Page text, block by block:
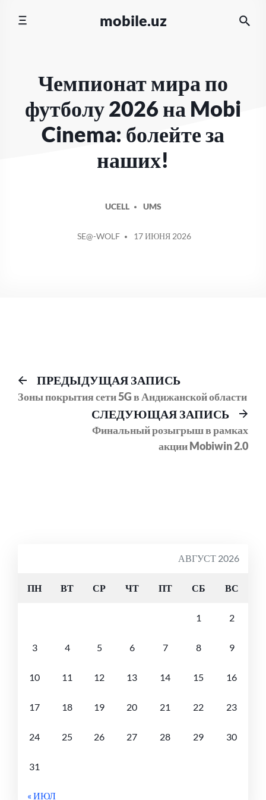
mobile.uz
Чемпионат мира по
футболу 2026 на Mobi
Cinema: болейте за
наших!
UCELL UMS
ОТ
SE@-WOLF 17 ИЮНЯ 2026
Навигация
по
ПРЕДЫДУЩАЯ ЗАПИСЬПредыдущий
пост:
Зоны покрытия сети 5G в Андижанской области
СЛЕДУЮЩАЯ ЗАПИСЬ
Финальный розыгрыш в рамках
акции Mobiwin 2.0
АВГУСТ 2026
ПН ВТ СР ЧТ ПТ СБ ВС
1 2
3 4 5 6 7 8 9
10 11 12 13 14 15 16
17 18 19 20 21 22 23
24 25 26 27 28 29 30
31
« ИЮЛ